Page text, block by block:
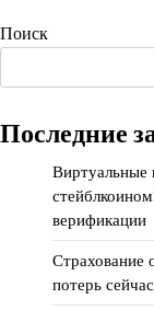
Поиск
Последние
Виртуальные
верификации
Страхование
потерь сейчас